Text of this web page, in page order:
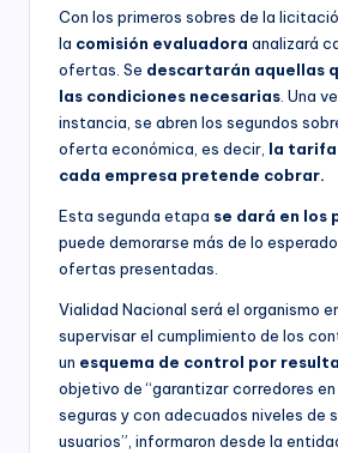
Con los primeros sobres de la
la comisión evaluadora analizará
ofertas. Se descartarán aquellas
las condiciones necesarias. Una
instancia, se abren los segundos
oferta económica, es decir, la tarifa
cada empresa pretende cobrar.
Esta segunda etapa se dará en los
puede demorarse más de lo
ofertas presentadas.
Vialidad Nacional será el organismo
supervisar el cumplimiento de los
un esquema de control por
objetivo de “garantizar corredores
seguras y con adecuados niveles de
usuarios”, informaron desde la